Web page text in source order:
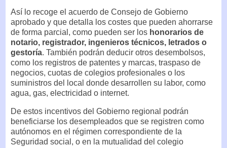
Así lo recoge el acuerdo de Consejo de Gobierno
aprobado y que detalla los costes que pueden ahorrarse
de forma parcial, como pueden ser los honorarios de
notario, registrador, ingenieros técnicos, letrados o
gestoría. También podrán deducir otros desembolsos,
como los registros de patentes y marcas, traspaso de
negocios, cuotas de colegios profesionales o los
suministros del local donde desarrollen su labor, como
agua, gas, electricidad o internet.
De estos incentivos del Gobierno regional podrán
beneficiarse los desempleados que se registren como
autónomos en el régimen correspondiente de la
Seguridad social, o en la mutualidad del colegio